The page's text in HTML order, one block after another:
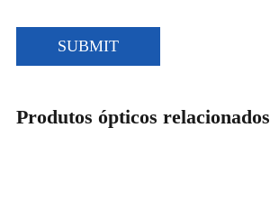
SUBMIT
Produtos ópticos relacionados